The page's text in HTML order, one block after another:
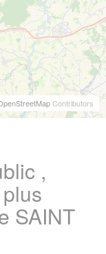
Contributors
,
SAINT